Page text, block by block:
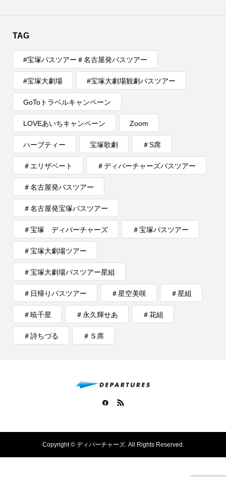
TAG
#宝塚バスツアー＃名古屋発バスツアー
#宝塚大劇場 #宝塚大劇場観劇バスツアー
GoToトラベルキャンペーン
LOVEあいちキャンペーン Zoom
ハーブティー 宝塚歌劇 ＃S席
＃エリザベート ＃ディパーチャーズバスツアー
＃名古屋発バスツアー
＃名古屋発宝塚バスツアー
＃宝塚 ディパーチャーズ ＃宝塚バスツアー
＃宝塚大劇場ツアー
＃宝塚大劇場バスツアー星組
＃日帰りバスツアー ＃星空美咲 ＃星組
＃暁千星 ＃永久輝せあ ＃花組
＃詩ちづる ＃Ｓ席
Copyright ©ディパーチャーズ. All Rights Reserved.